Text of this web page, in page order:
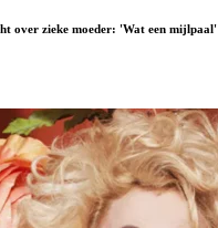
over zieke moeder: 'Wat een mijlpaal'